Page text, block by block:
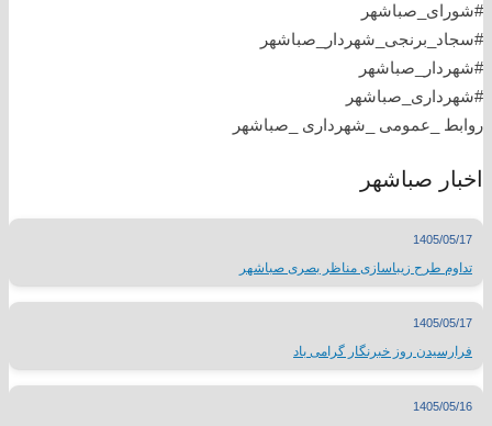
#شورای_صباشهر
#سجاد_برنجی_شهردار_صباشهر
#شهردار_صباشهر
#شهرداری_صباشهر
روابط _عمومی _شهرداری _صباشهر
اخبار صباشهر
1405/05/17
تداوم طرح زیباسازی مناظر بصری صباشهر
1405/05/17
فرارسیدن روز خبرنگار گرامی باد
1405/05/16